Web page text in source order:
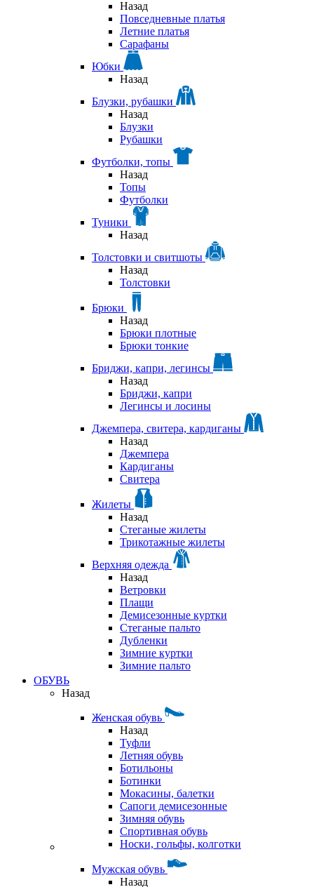
Назад
Повседневные платья
Летние платья
Сарафаны
Юбки
Назад
Блузки, рубашки
Назад
Блузки
Рубашки
Футболки, топы
Назад
Топы
Футболки
Туники
Назад
Толстовки и свитшоты
Назад
Толстовки
Брюки
Назад
Брюки плотные
Брюки тонкие
Бриджи, капри, легинсы
Назад
Бриджи, капри
Легинсы и лосины
Джемпера, свитера, кардиганы
Назад
Джемпера
Кардиганы
Свитера
Жилеты
Назад
Стеганые жилеты
Трикотажные жилеты
Верхняя одежда
Назад
Ветровки
Плащи
Демисезонные куртки
Стеганые пальто
Дубленки
Зимние куртки
Зимние пальто
ОБУВЬ
Назад
Женская обувь
Назад
Туфли
Летняя обувь
Ботильоны
Ботинки
Мокасины, балетки
Сапоги демисезонные
Зимняя обувь
Спортивная обувь
Носки, гольфы, колготки
Мужская обувь
Назад